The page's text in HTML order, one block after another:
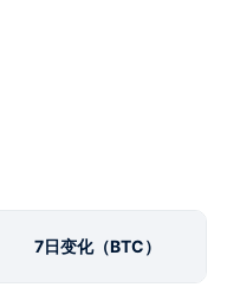
7日变化（BTC）